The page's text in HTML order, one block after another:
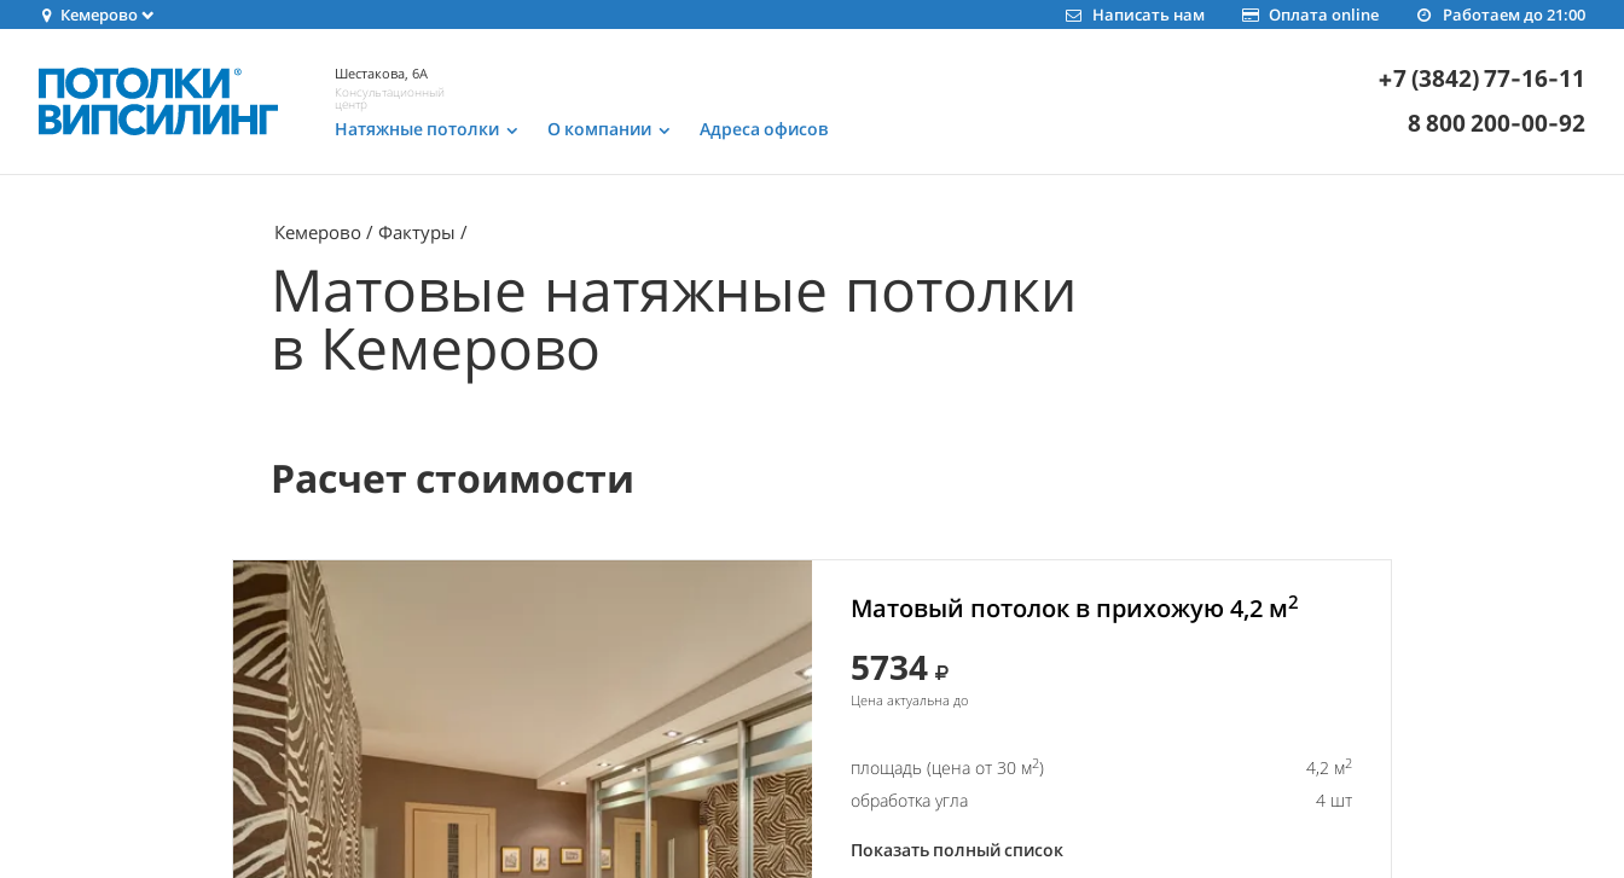
Кемерово Работаем до 21:00
Оплата online
Написать нам
Шестакова, 6А
Консультационный
центр
Натяжные потолки О компании Адреса офисов
+7 (3842) 77-16-11
8 800 200-00-92
Кемерово Фактуры
Матовые натяжные потолки
в Кемерово
Расчет стоимости
Матовый потолок в прихожую 4,2 м2
5734
Цена актуальна до
площадь (цена от 30 м2) 4,2 м2
обработка угла 4 шт
Показать полный список